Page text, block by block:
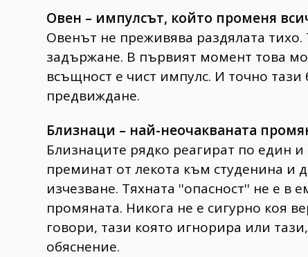
Овен – импулсът, който променя
Овенът не преживява раздялата
задържане. В първият момент това
всъщност е чист импулс. И точно
предвиждане.
Близнаци – най-неочакваната
Близнаците рядко реагират по един
преминат от лекота към студенина и
изчезване. Тяхната ''опасност'' не е в
промяната. Никога не е сигурно коя
говори, тази която игнорира или
обяснение.